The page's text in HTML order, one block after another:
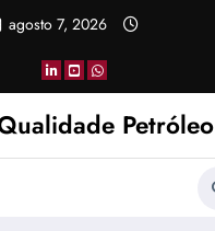
agosto 7, 2026
Petróleo